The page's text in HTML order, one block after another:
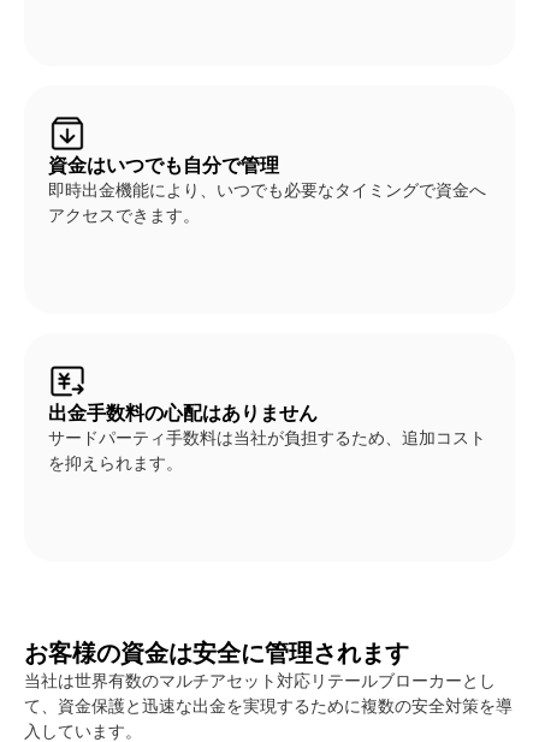
資金はいつでも自分で管理
即時出金機能により、いつでも必要なタイミングで資金へ
アクセスできます。
出金手数料の心配はありません
サードパーティ手数料は当社が負担するため、追加コスト
を抑えられます。
お客様の資金は安全に管理されます
当社は世界有数のマルチアセット対応リテールブローカーとし
て、資金保護と迅速な出金を実現するために複数の安全対策を導
入しています。